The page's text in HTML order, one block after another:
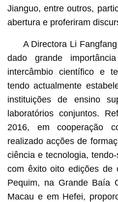
Jianguo, entre outros,
abertura e proferiram
A Directora Li
dado grande
intercâmbio científico e
tendo actualmente
instituições de ensino
laboratórios conjuntos.
2016, em cooperação
realizado acções de
ciência e tecnologia,
com êxito oito edições de
Pequim, na Grande Baía
Macau e em Hefei,